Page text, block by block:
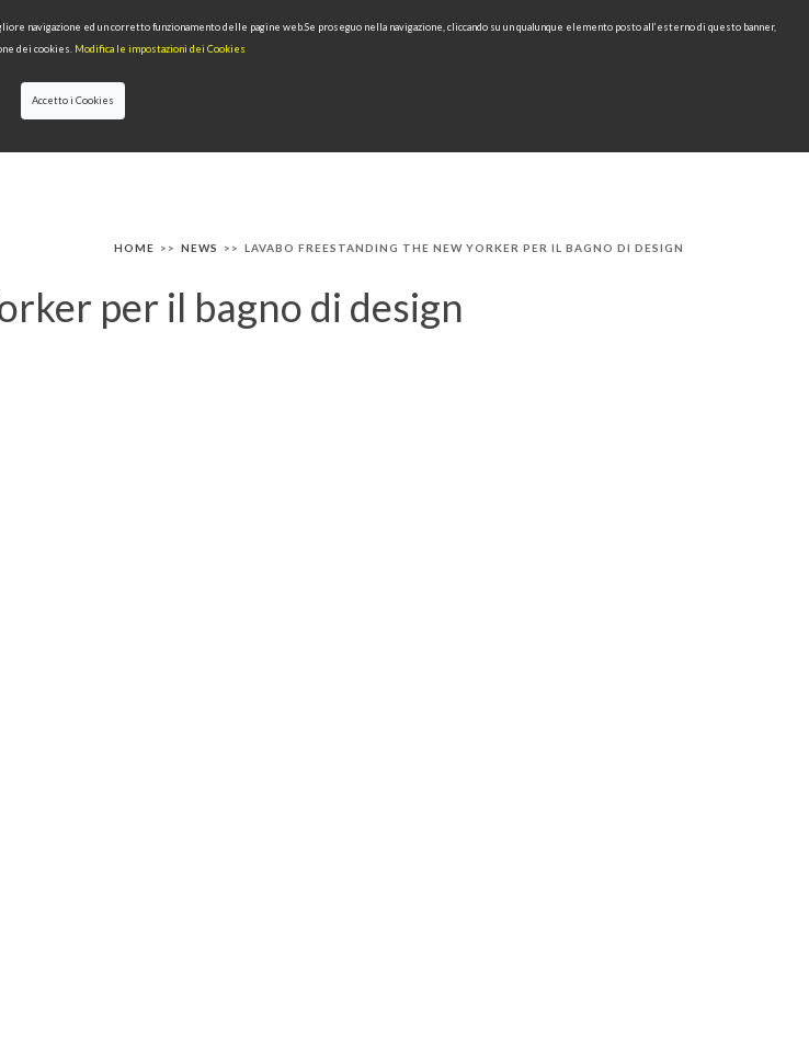
RU
HOME >> NEWS >> LAVABO FREESTANDING THE NEW YORKER PER IL BAGNO DI DESIGN
per il bagno di design
ed un corretto funzionamento delle pagine web.Se proseguo nella navigazione, cliccando su un qualunque elemento posto all’esterno di questo banner,
dei cookies. Modifica le impostazioni dei Cookies
Accetto i Cookies